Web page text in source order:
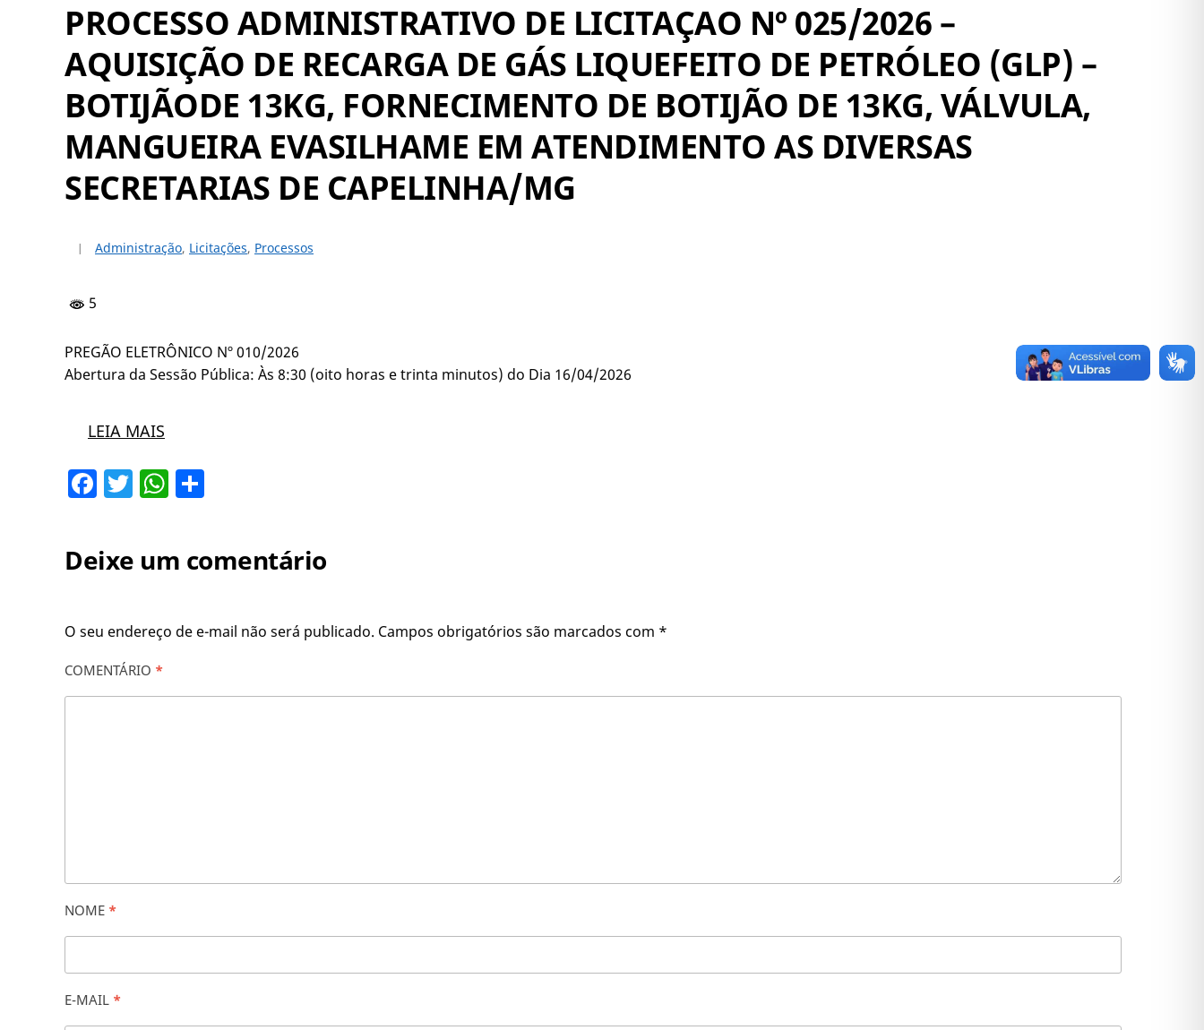
PROCESSO ADMINISTRATIVO DE LICITAÇAO Nº 025/2026 –
AQUISIÇÃO DE RECARGA DE GÁS LIQUEFEITO DE PETRÓLEO (GLP) –
BOTIJÃODE 13KG, FORNECIMENTO DE BOTIJÃO DE 13KG, VÁLVULA,
MANGUEIRA EVASILHAME EM ATENDIMENTO AS DIVERSAS
SECRETARIAS DE CAPELINHA/MG
Administração, Licitações, Processos
5
PREGÃO ELETRÔNICO Nº 010/2026
Abertura da Sessão Pública: Às 8:30 (oito horas e trinta minutos) do Dia 16/04/2026
LEIA MAIS
Facebook
TwitterWhatsApp
Deixe um comentário
O seu endereço de e-mail não será publicado. Campos obrigatórios são marcados com *
COMENTÁRIO *
NOME *
E-MAIL *